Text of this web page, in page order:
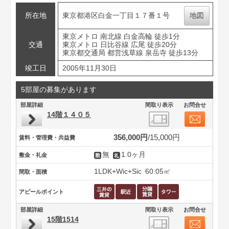
所在地 東京都港区白金一丁目１７番１号 地図
交通
東京メトロ 南北線 白金高輪 徒歩1分
東京メトロ 日比谷線 広尾 徒歩20分
東京都交通局 都営浅草線 泉岳寺 徒歩13分
竣工日
2005年11月30日
5部屋の募集があります
部屋詳細 間取り表示 お問合せ
14階１４０５
賃料・管理費・共益費 356,000円 15,000円
敷金・礼金 無 1.0ヶ月
間取・面積 1LDK+Wic+Sic 60.05㎡
アピールポイント
部屋詳細 間取り表示 お問合せ
15階1514